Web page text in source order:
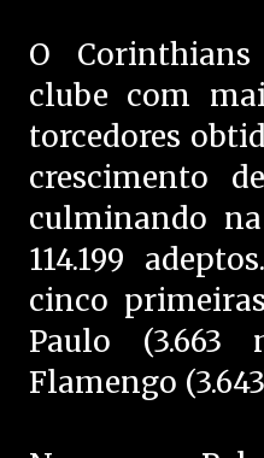
O
clube com
torcedores
crescimento
culminando
114.199
cinco
Paulo (3.663
Flamengo